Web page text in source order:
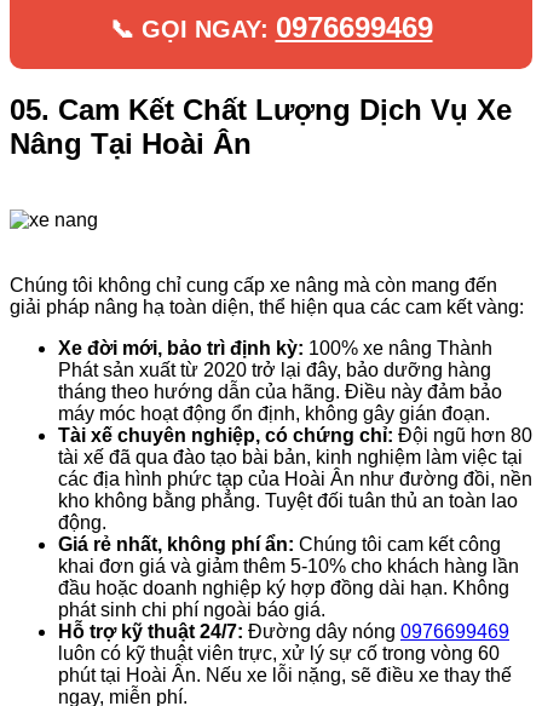
📞 GỌI NGAY: 0976699469
05. Cam Kết Chất Lượng Dịch Vụ Xe
Nâng Tại Hoài Ân
Chúng tôi không chỉ cung cấp xe nâng mà còn mang đến
giải pháp nâng hạ toàn diện, thể hiện qua các cam kết vàng:
Xe đời mới, bảo trì định kỳ: 100% xe nâng Thành
Phát sản xuất từ 2020 trở lại đây, bảo dưỡng hàng
tháng theo hướng dẫn của hãng. Điều này đảm bảo
máy móc hoạt động ổn định, không gây gián đoạn.
Tài xế chuyên nghiệp, có chứng chỉ: Đội ngũ hơn 80
tài xế đã qua đào tạo bài bản, kinh nghiệm làm việc tại
các địa hình phức tạp của Hoài Ân như đường đồi, nền
kho không bằng phẳng. Tuyệt đối tuân thủ an toàn lao
động.
Giá rẻ nhất, không phí ẩn: Chúng tôi cam kết công
khai đơn giá và giảm thêm 5-10% cho khách hàng lần
đầu hoặc doanh nghiệp ký hợp đồng dài hạn. Không
phát sinh chi phí ngoài báo giá.
Hỗ trợ kỹ thuật 24/7: Đường dây nóng 0976699469
luôn có kỹ thuật viên trực, xử lý sự cố trong vòng 60
phút tại Hoài Ân. Nếu xe lỗi nặng, sẽ điều xe thay thế
ngay, miễn phí.